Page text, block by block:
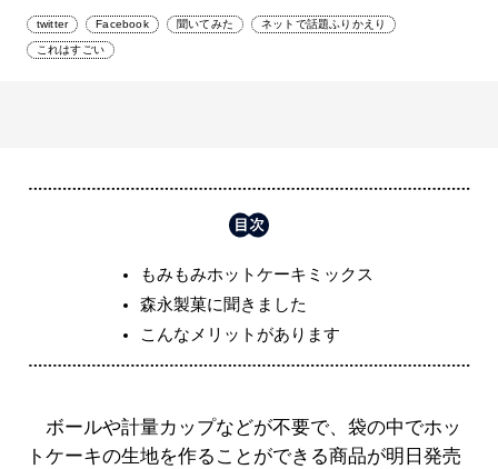
twitter Facebook 聞いてみた ネットで話題ふりかえり
これはすごい
もみもみホットケーキミックス
森永製菓に聞きました
こんなメリットがあります
ボールや計量カップなどが不要で、袋の中でホッ
トケーキの生地を作ることができる商品が明日発売